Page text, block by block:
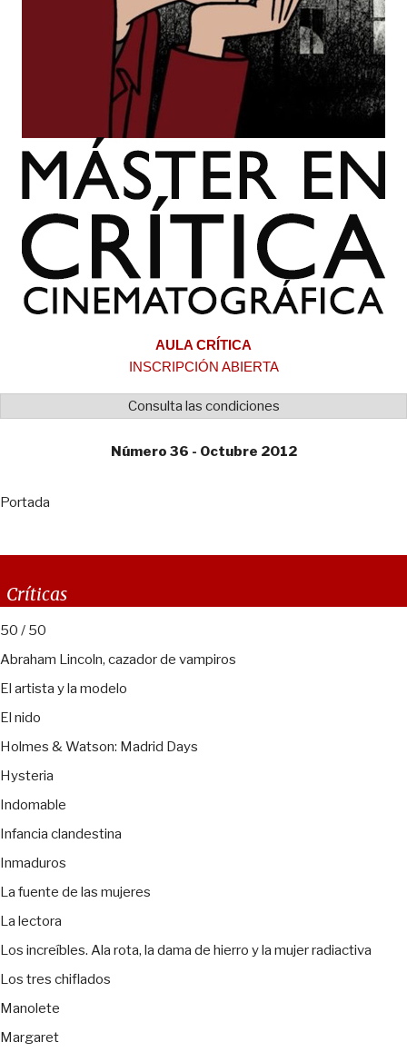
AULA CRÍTICA
INSCRIPCIÓN ABIERTA
Consulta las condiciones
Número 36 - Octubre 2012
Portada
Críticas
50 / 50
Abraham Lincoln, cazador de vampiros
El artista y la modelo
El nido
Holmes & Watson: Madrid Days
Hysteria
Indomable
Infancia clandestina
Inmaduros
La fuente de las mujeres
La lectora
Los increíbles. Ala rota, la dama de hierro y la mujer radiactiva
Los tres chiflados
Manolete
Margaret